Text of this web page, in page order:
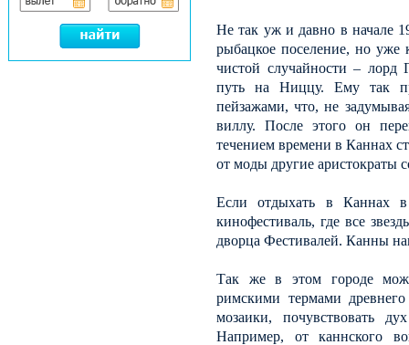
Не так уж и давно в начале
рыбацкое поселение, но уже
чистой случайности – лорд
путь на Ниццу. Ему так
пейзажами, что, не
виллу. После этого он
течением времени в Каннах
от моды другие аристократы
Если отдыхать в Каннах
кинофестиваль, где все
дворца Фестивалей. Канны
Так же в этом городе
римскими термами
мозаики, почувствовать
Например, от каннского